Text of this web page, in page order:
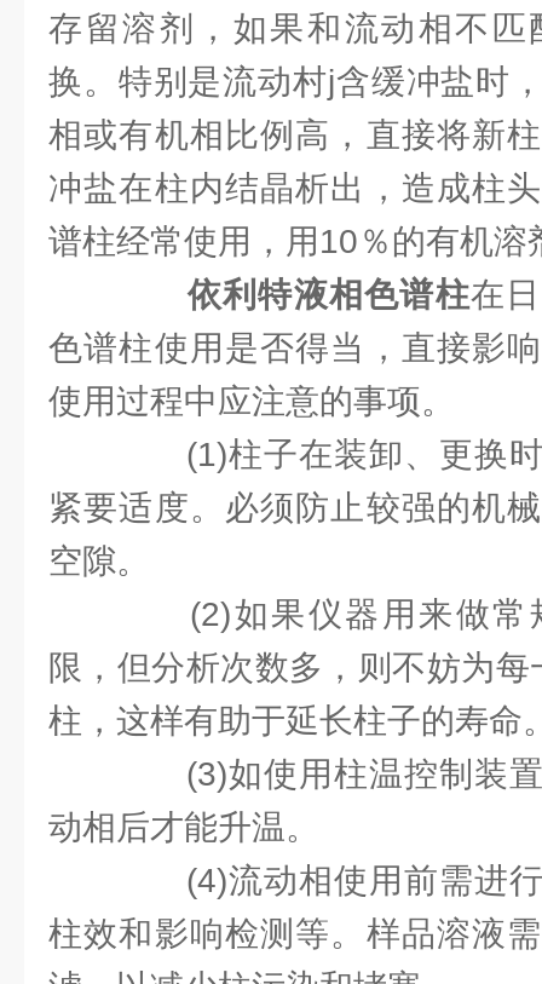
存留溶剂，如果和流动相不匹
换。特别是流动村j含缓冲盐时
相或有机相比例高，直接将新
冲盐在柱内结晶析出，造成柱
谱柱经常使用，用10％的有机溶
依利特液相色谱柱在
色谱柱使用是否得当，直接影
使用过程中应注意的事项。
(1)柱子在装卸、更换时
紧要适度。必须防止较强的机
空隙。
(2)如果仪器用来做常
限，但分析次数多，则不妨为
柱，这样有助于延长柱子的寿命
(3)如使用柱温控制装置
动相后才能升温。
(4)流动相使用前需进行
柱效和影响检测等。样品溶液